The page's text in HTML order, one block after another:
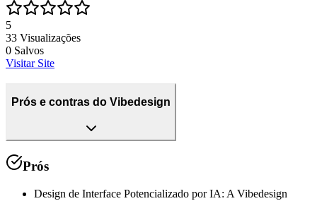
5
33 Visualizações
0 Salvos
Visitar Site
Prós e contras do Vibedesign
Prós
Design de Interface Potencializado por IA: A Vibedesign